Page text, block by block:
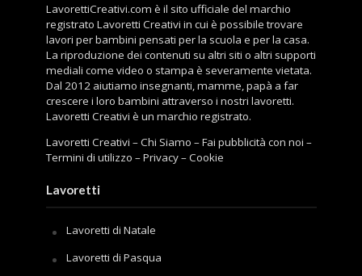
LavorettiCreativi.com è il sito ufficiale del marchio
registrato Lavoretti Creativi in cui è possibile trovare
lavori per bambini pensati per la scuola e per la casa.
La riproduzione dei contenuti su altri siti o altri supporti
mediali come video o stampa è severamente vietata.
Dal 2012 aiutiamo insegnanti, mamme, papà a far
crescere i loro bambini attraverso i nostri lavoretti.
Lavoretti Creativi è un marchio registrato.
Lavoretti Creativi –Chi Siamo –Fai pubblicità con noi –
Termini di utilizzo –Privacy–Cookie
Lavoretti
Lavoretti di Natale
Lavoretti di Pasqua